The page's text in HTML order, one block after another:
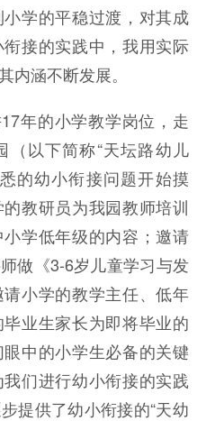
学的平稳过渡，对其成
接的实践中，我用实际
内涵不断发展。
年的小学教学岗位，走
（以下简称“天坛路幼儿
的幼小衔接问题开始摸
教研员为我园教师培训
小学低年级的内容；邀请
做《3-6岁儿童学习与发
小学的教学主任、低年
业生家长为即将毕业的
中的小学生必备的关键
们进行幼小衔接的实践
提供了幼小衔接的“天幼